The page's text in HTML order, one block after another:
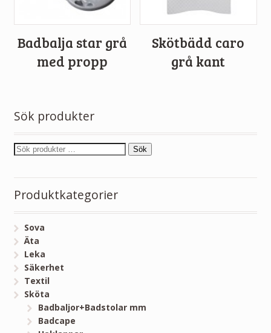
Badbalja star grå
med propp
Skötbädd caro
grå kant
Sök produkter
Sök
Produktkategorier
Sova
Äta
Leka
Säkerhet
Textil
Sköta
Badbaljor+Badstolar mm
Badcape